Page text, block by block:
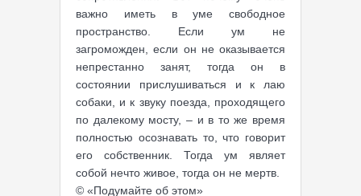
важно иметь в уме свободное
пространство. Если ум не
загроможден, если он не оказывается
непрестанно занят, тогда он в
состоянии прислушиваться и к лаю
собаки, и к звуку поезда, проходящего
по далекому мосту, – и в то же время
полностью осознавать то, что говорит
его собственник. Тогда ум являет
собой нечто живое, тогда он не мертв.
© «Подумайте об этом»